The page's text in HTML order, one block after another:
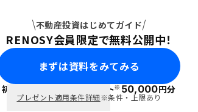
不動産投資はじめてガイド
RENOSY会員限定で無料公開中！
まずは資料をみてみる
初回面談で ポイント※50,000円分
プレゼント適用条件詳細※条件・上限あり